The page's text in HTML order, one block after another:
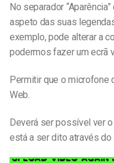
No separador
aspeto das suas
exemplo, pode alterar a
podermos fazer um ecrã
Permitir que o microfone
Web.
Deverá ser possível ver
está a ser dito através do